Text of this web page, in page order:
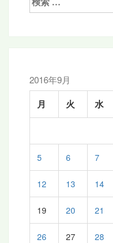
索:
2016年9月
月 火 水
5 6 7
12 13 14
19 20 21
26 27 28